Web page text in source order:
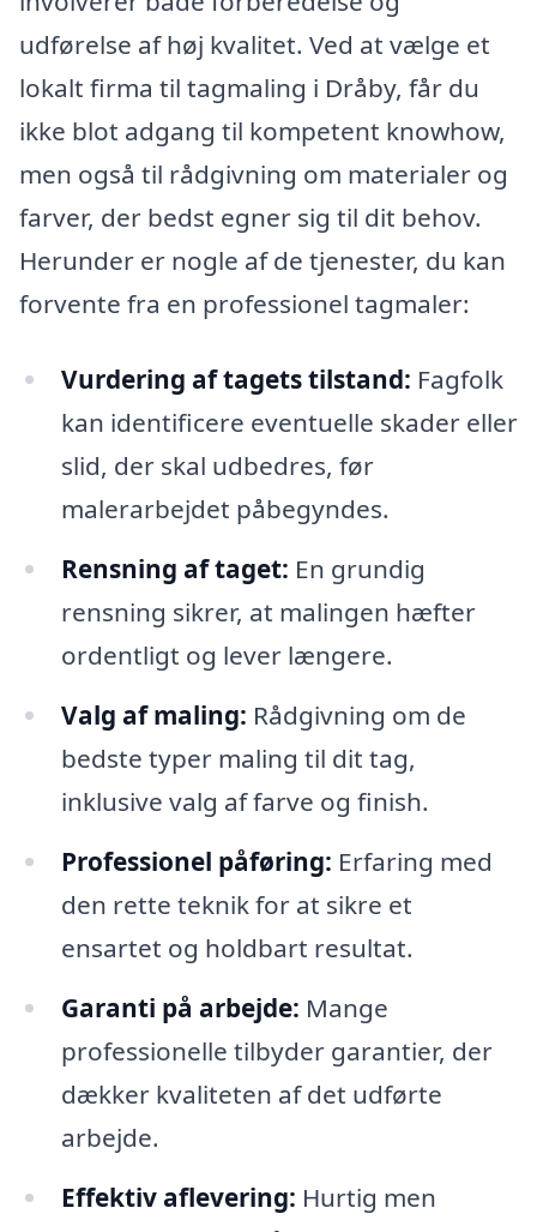
udførelse af høj kvalitet. Ved at vælge et
lokalt firma til tagmaling i Dråby, får du
ikke blot adgang til kompetent knowhow,
men også til rådgivning om materialer og
farver, der bedst egner sig til dit behov.
Herunder er nogle af de tjenester, du kan
forvente fra en professionel tagmaler:
Vurdering af tagets tilstand: Fagfolk
kan identificere eventuelle skader eller
slid, der skal udbedres, før
malerarbejdet påbegyndes.
Rensning af taget: En grundig
rensning sikrer, at malingen hæfter
ordentligt og lever længere.
Valg af maling: Rådgivning om de
bedste typer maling til dit tag,
inklusive valg af farve og finish.
Professionel påføring: Erfaring med
den rette teknik for at sikre et
ensartet og holdbart resultat.
Garanti på arbejde: Mange
professionelle tilbyder garantier, der
dækker kvaliteten af det udførte
arbejde.
Effektiv aflevering: Hurtig men